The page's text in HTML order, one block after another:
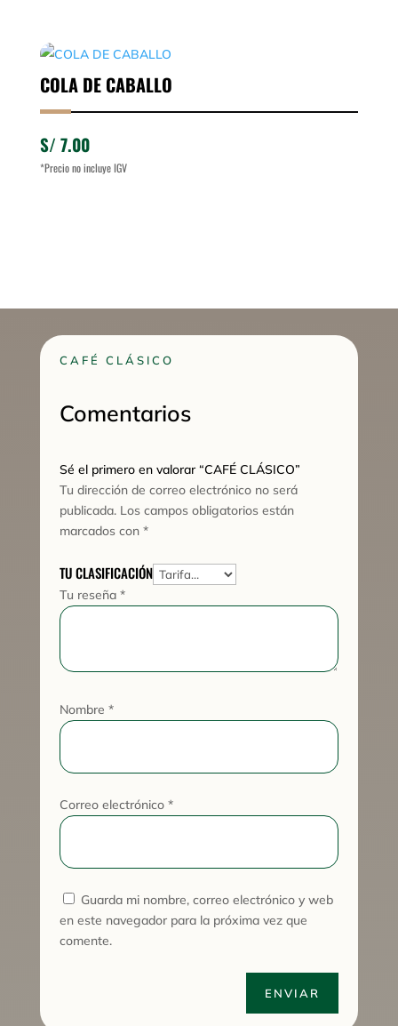
COLA DE CABALLO
S/ 7.00
*Precio no incluye IGV
CAFÉ CLÁSICO
Comentarios
Sé el primero en valorar “CAFÉ CLÁSICO”
Tu dirección de correo electrónico no será
publicada. Los campos obligatorios están
marcados con*
TU CLASIFICACIÓN
Tu reseña*
Nombre*
Correo electrónico*
Guarda mi nombre, correo electrónico y web
en este navegador para la próxima vez que
comente.
ENVIAR